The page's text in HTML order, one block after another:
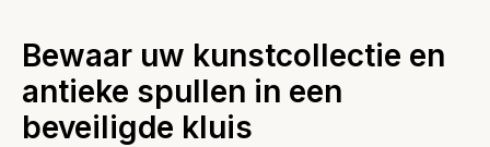
Bewaar uw kunstcollectie en
antieke spullen in een
beveiligde kluis